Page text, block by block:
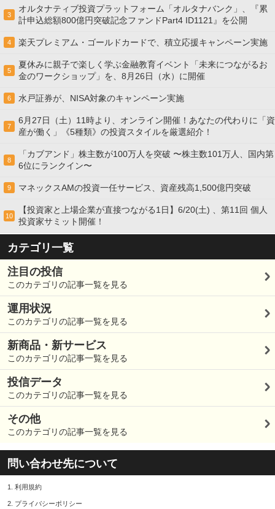
3
オルタナティブ投資プラットフォーム「オルタナバンク」、『累
計申込総額800億円突破記念ファンドPart4 ID1121』を公開
4 楽天プレミアム・ゴールドカードで、積立応援キャンペーン実施
5
夏休みに親子で楽しく学ぶ金融教育イベント「未来につながるお
金のワークショップ」を、8月26日（水）に開催
6 水戸証券が、NISA対象のキャンペーン実施
7
6月27日（土）11時より、オンライン開催！あなたの代わりに「資
産が働く」《5種類》の投資スタイルを厳選紹介！
8
「カブアンド」株主数が100万人を突破 〜株主数101万人、国内第
6位にランクイン〜
9 マネックスAMの投資一任サービス、資産残高1,500億円突破
10
【投資家と上場企業が直接つながる1日】6/20(土) 、第11回 個人
投資家サミット開催！
カテゴリ一覧
注目の投信
このカテゴリの記事一覧を見る
運用状況
このカテゴリの記事一覧を見る
新商品・新サービス
このカテゴリの記事一覧を見る
投信データ
このカテゴリの記事一覧を見る
その他
このカテゴリの記事一覧を見る
問い合わせ先について
1. 利用規約
2. プライバシーポリシー